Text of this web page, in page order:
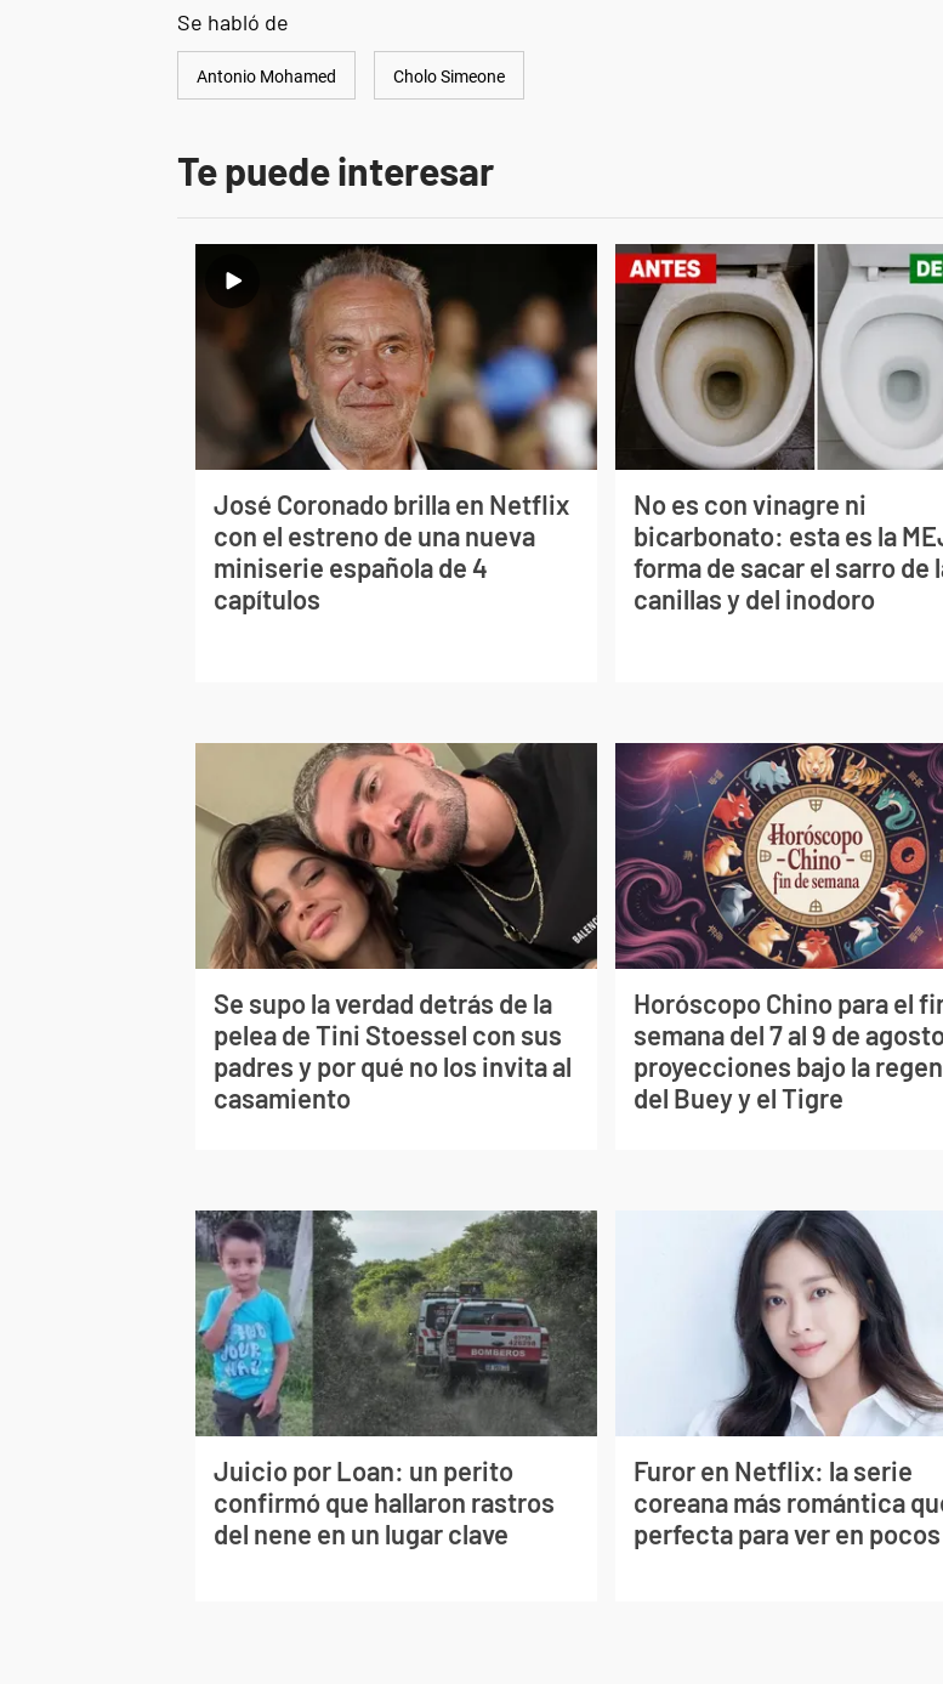
Se habló de
Antonio Mohamed Cholo Simeone
Te puede interesar
José Coronado brilla en Netflix
con el estreno de una nueva
miniserie española de 4
capítulos
No es con vinagre ni
bicarbonato: esta es la
forma de sacar el sarro de
canillas y del inodoro
Se supo la verdad detrás de la
pelea de Tini Stoessel con sus
padres y por qué no los invita al
casamiento
Horóscopo Chino para el
semana del 7 al 9 de
proyecciones bajo la
del Buey y el Tigre
Juicio por Loan: un perito
confirmó que hallaron rastros
del nene en un lugar clave
Furor en Netflix: la serie
coreana más romántica
perfecta para ver en